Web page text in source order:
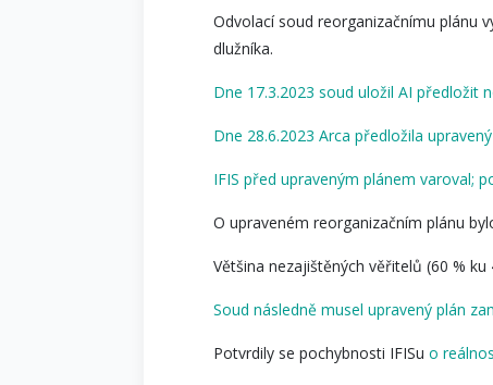
Odvolací soud reorganizačnímu plánu
dlužníka.
Dne 17.3.2023 soud uložil AI předložit
Dne 28.6.2023 Arca předložila
IFIS před upraveným plánem varoval;
O upraveném reorganizačním plánu
Většina nezajištěných věřitelů (60 %
Soud následně musel upravený plán
Potvrdily se pochybnosti IFISu o